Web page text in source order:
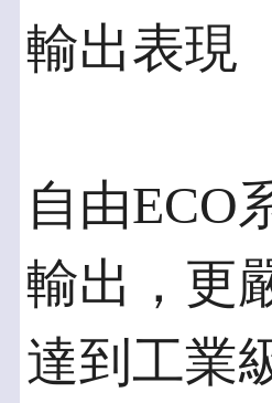
輸出表現
自由ECO
輸出，更
達到工業